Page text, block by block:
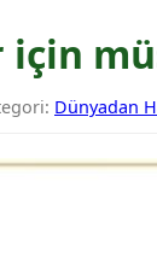
Dünyadan